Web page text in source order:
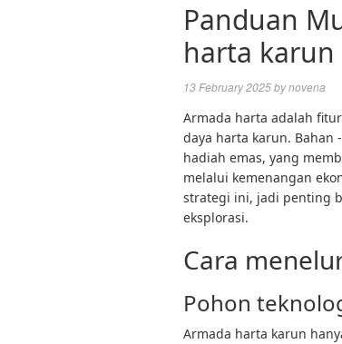
Panduan
harta karun
13 February 2025bynovena
Armada harta adalah
daya harta karun.
hadiah emas, yang
melalui kemenangan
strategi ini, jadi penting
eksplorasi.
Cara
Pohon
Armada harta karun